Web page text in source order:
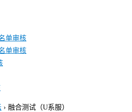
单审核
单审核
› 融合测试（U系服）